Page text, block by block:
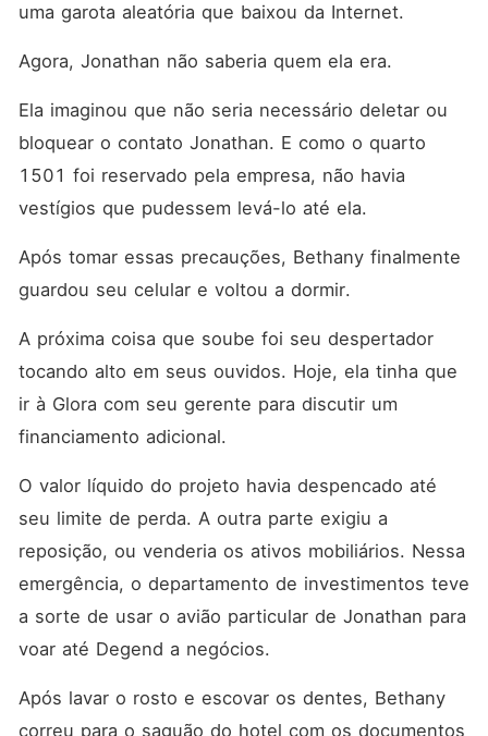
uma garota aleatória que baixou da Internet.
Agora, Jonathan não saberia quem ela era.
Ela imaginou que não seria necessário deletar ou
bloquear o contato Jonathan. E como o quarto
1501 foi reservado pela empresa, não havia
vestígios que pudessem levá-lo até ela.
Após tomar essas precauções, Bethany finalmente
guardou seu celular e voltou a dormir.
A próxima coisa que soube foi seu despertador
tocando alto em seus ouvidos. Hoje, ela tinha que
ir à Glora com seu gerente para discutir um
financiamento adicional.
O valor líquido do projeto havia despencado até
seu limite de perda. A outra parte exigiu a
reposição, ou venderia os ativos mobiliários. Nessa
emergência, o departamento de investimentos teve
a sorte de usar o avião particular de Jonathan para
voar até Degend a negócios.
Após lavar o rosto e escovar os dentes, Bethany
correu para o saguão do hotel com os documentos